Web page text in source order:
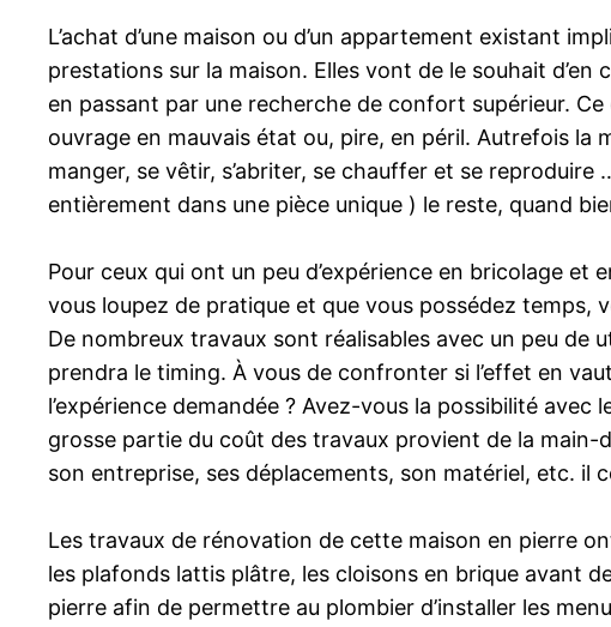
L’achat d’une maison ou d’un appartement existant
prestations sur la maison. Elles vont de le souhait d’en
en passant par une recherche de confort supérieur.
ouvrage en mauvais état ou, pire, en péril. Autrefois
manger, se vêtir, s’abriter, se chauffer et se
entièrement dans une pièce unique ) le reste, quand
Pour ceux qui ont un peu d’expérience en bricolage
vous loupez de pratique et que vous possédez temps,
De nombreux travaux sont réalisables avec un peu de
prendra le timing. À vous de confronter si l’effet en
l’expérience demandée ? Avez-vous la possibilité
grosse partie du coût des travaux provient de la main-
son entreprise, ses déplacements, son matériel, etc. il
Les travaux de rénovation de cette maison en pierre
les plafonds lattis plâtre, les cloisons en brique avant
pierre afin de permettre au plombier d’installer les